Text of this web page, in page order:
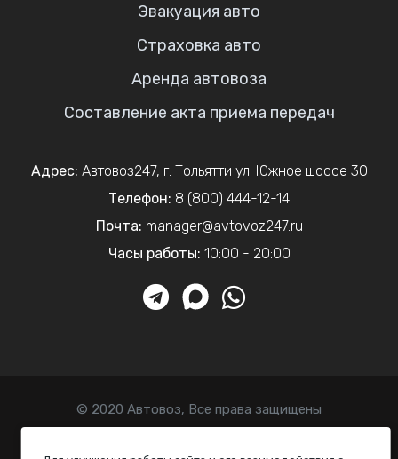
Эвакуация авто
Страховка авто
Аренда автовоза
Составление акта приема передач
Адрес: Автовоз247, г. Тольятти ул. Южное шоссе 30
Телефон: 8 (800) 444-12-14
Почта: manager@avtovoz247.ru
Часы работы: 10:00 - 20:00
© 2020 Автовоз, Все права защищены